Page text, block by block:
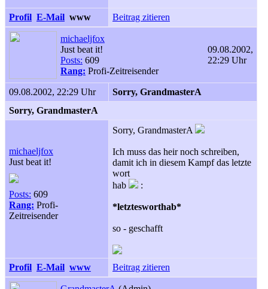
Profil E-Mail www Beitrag zitieren
michaeljfox
Just beat it!
Posts: 609
Rang: Profi-Zeitreisender
09.08.2002,
22:29 Uhr
09.08.2002, 22:29 Uhr
Sorry, GrandmasterA
Sorry, GrandmasterA
michaeljfox
Just beat it!
Posts: 609
Rang: Profi-
Zeitreisender
Sorry, GrandmasterA
Ich muss das heir noch schreiben,
damit ich in diesem Kampf das letzte
wort
hab
:
*letztesworthab*
so - geschafft
Profil E-Mail www Beitrag zitieren